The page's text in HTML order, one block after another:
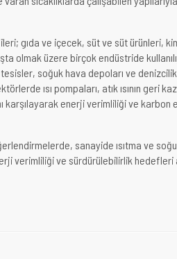
gıda ve içecek, süt ve süt ürünleri,
olmak üzere birçok endüstride
soğuk hava depoları ve
ısı pompaları, atık ısının geri
karşılayarak enerji verimliliği ve karbon
sanayide ısıtma ve
verimliliği ve sürdürülebilirlik hedefleri